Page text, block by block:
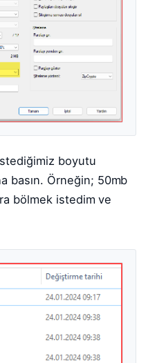
boyutu
basın. Örneğin; 50mb
bölmek istedim ve